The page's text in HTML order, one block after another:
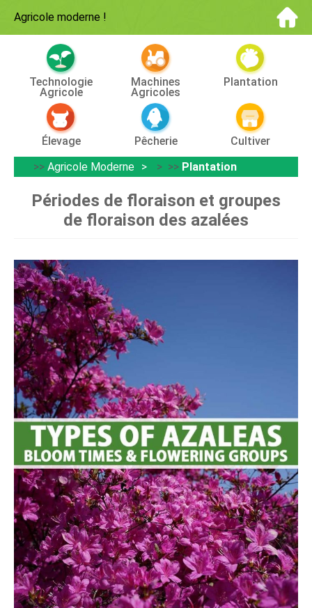
Agricole moderne !
Technologie
Agricole
Machines
Agricoles
Plantation
Élevage Pêcherie
Cultiver
>> Agricole Moderne > >> Plantation
Périodes de floraison et groupes
de floraison des azalées